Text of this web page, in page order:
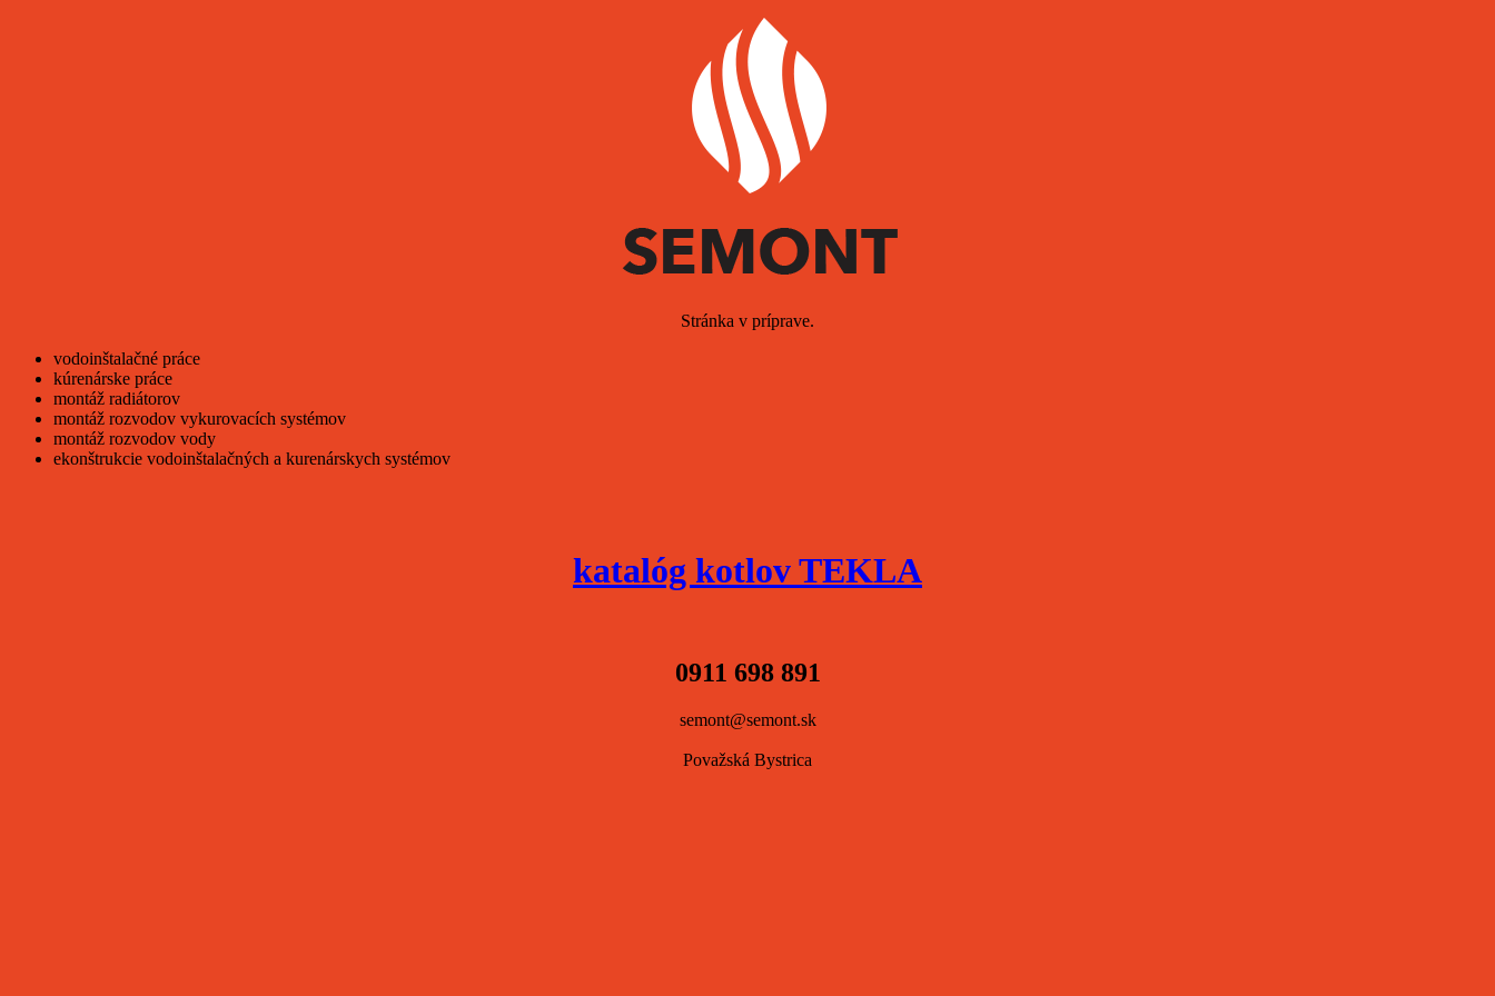
Stránka v príprave.
vodoinštalačné práce
kúrenárske práce
montáž radiátorov
montáž rozvodov vykurovacích systémov
montáž rozvodov vody
ekonštrukcie vodoinštalačných a kurenárskych systémov
katalóg kotlov TEKLA
0911 698 891
semont@semont.sk
Považská Bystrica